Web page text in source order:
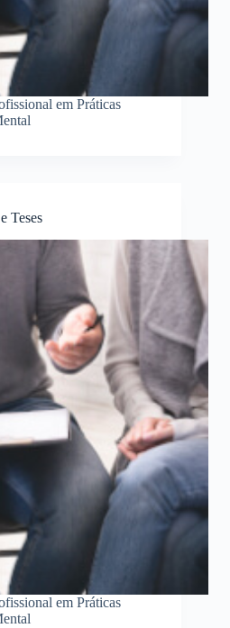
em Práticas
Teses
em Práticas